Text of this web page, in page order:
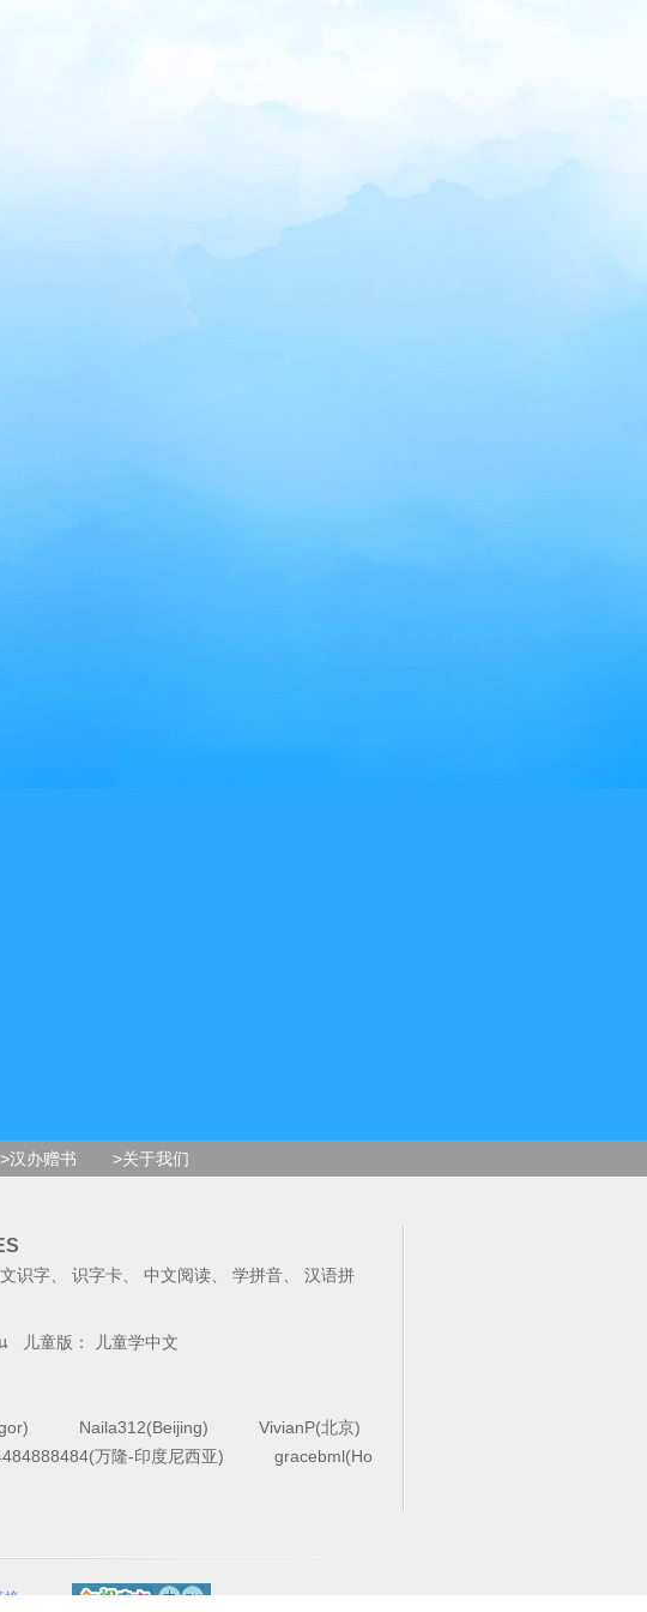
>汉办赠书 >关于我们
识字 识字卡 中文阅读 学拼音
汉语拼
儿童版： 儿童学中文
Naila312(Beijing)
VivianP(北京)
万隆-印度尼西亚)
gracebml(Ho
接